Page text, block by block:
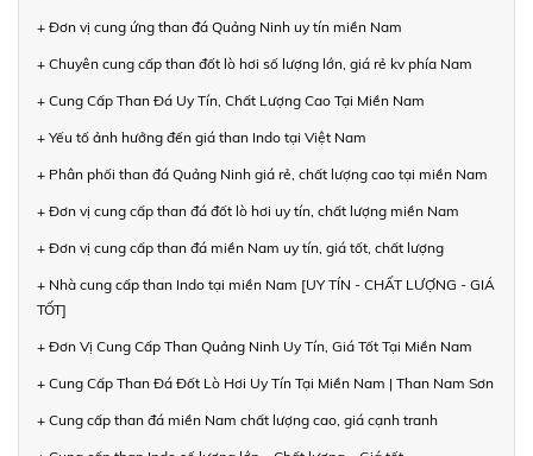
+ Đơn vị cung ứng than đá Quảng Ninh uy tín miền Nam
+ Chuyên cung cấp than đốt lò hơi số lượng lớn, giá rẻ kv phía Nam
+ Cung Cấp Than Đá Uy Tín, Chất Lượng Cao Tại Miền Nam
+ Yếu tố ảnh hưởng đến giá than Indo tại Việt Nam
+ Phân phối than đá Quảng Ninh giá rẻ, chất lượng cao tại miền Nam
+ Đơn vị cung cấp than đá đốt lò hơi uy tín, chất lượng miền Nam
+ Đơn vị cung cấp than đá miền Nam uy tín, giá tốt, chất lượng
+ Nhà cung cấp than Indo tại miền Nam [UY TÍN - CHẤT LƯỢNG - GIÁ
TỐT]
+ Đơn Vị Cung Cấp Than Quảng Ninh Uy Tín, Giá Tốt Tại Miền Nam
+ Cung Cấp Than Đá Đốt Lò Hơi Uy Tín Tại Miền Nam | Than Nam Sơn
+ Cung cấp than đá miền Nam chất lượng cao, giá cạnh tranh